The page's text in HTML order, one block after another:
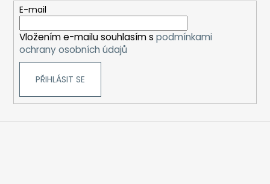
E-mail
Vložením e-mailu souhlasím s podmínkami
ochrany osobních údajů
PŘIHLÁSIT SE